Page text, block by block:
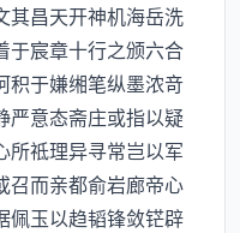
昌天开神机海岳洗
宸章十行之颁六合
积于嫌缃笔纵墨浓竒
严意态斋庄或指以疑
所祗理异寻常岂以军
召而亲都俞岩廊帝心
佩玉以趋韬锋敛铓辟